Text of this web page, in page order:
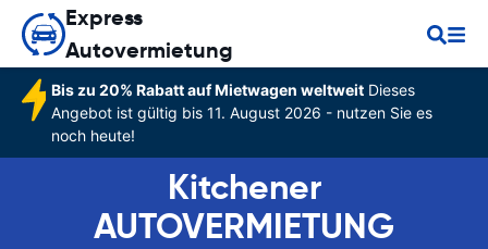
Express
Autovermietung
Bis zu 20% Rabatt auf Mietwagen weltweitDieses
Angebot ist gültig bis 11. August 2026 - nutzen Sie es
noch heute!
Kitchener
AUTOVERMIETUNG